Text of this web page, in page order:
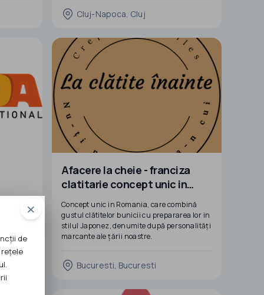
Serviciile noastre cuprind:
2.Social Media Management
3.Creare magazin online
4.Creare website prezentare
Cluj-Napoca, Cluj
sunt
Afacere la cheie - franciza
clatitarie concept unic in
Romania
Concept unic in Romania, care combină
gustul clătitelor bunicii cu prepararea lor in
stilul Japonez, denumite după personalități
marcante ale țării noastre.
Dacă îți dorești să devii antreprenor sau ești
antreprenor și vrei să faci parte dintr-o
potrivit. Suntem în căutare de parteneri
Bucuresti, Bucuresti
de
rețele